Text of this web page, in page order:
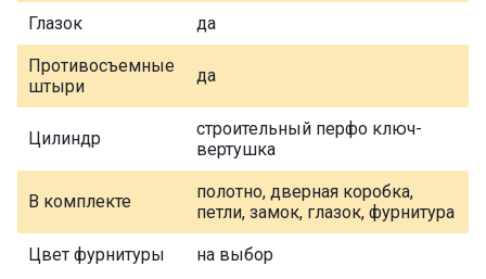
Глазок да
Противосъемные
штыри
да
Цилиндр
строительный перфо ключ-
вертушка
В комплекте
полотно, дверная коробка,
петли, замок, глазок, фурнитура
Цвет фурнитуры на выбор